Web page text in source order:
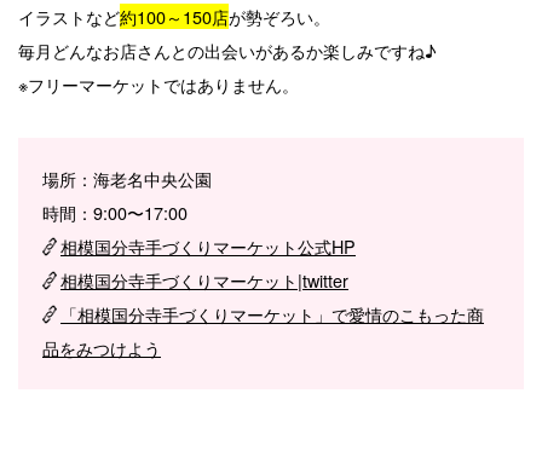
イラストなど約100～150店が勢ぞろい。
毎月どんなお店さんとの出会いがあるか楽しみですね♪
※フリーマーケットではありません。
場所：海老名中央公園
時間：9:00〜17:00
相模国分寺手づくりマーケット公式HP
相模国分寺手づくりマーケット|twitter
「相模国分寺手づくりマーケット」で愛情のこもった商
品をみつけよう